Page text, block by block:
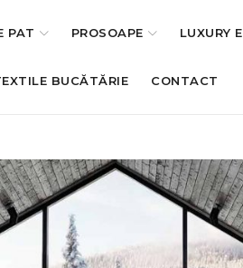
PAT PROSOAPE LUXURY
BUCĂTĂRIE CONTACT